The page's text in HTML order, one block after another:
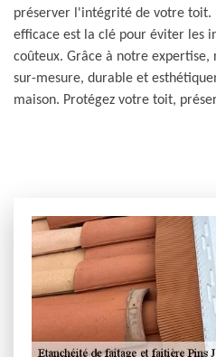
préserver l'intégrité de votre toit.
efficace est la clé pour éviter les
coûteux. Grâce à notre expertise,
sur-mesure, durable et
maison. Protégez votre toit,